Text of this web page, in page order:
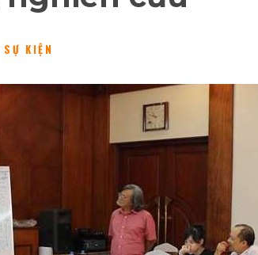
KIỆN